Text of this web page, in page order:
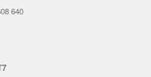
28.000 đ